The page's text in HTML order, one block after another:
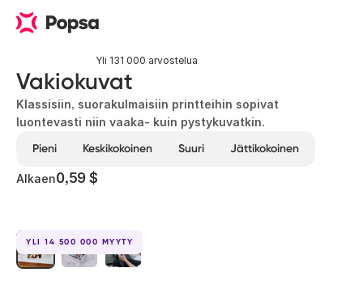
Yli 131 000 arvostelua
Vakiokuvat
Klassisiin, suorakulmaisiin printteihin sopivat
luontevasti niin vaaka- kuin pystykuvatkin.
Pieni
Keskikokoinen Suuri Jättikokoinen
Alkaen0,59 $
YLI 14 500 000 MYYTY